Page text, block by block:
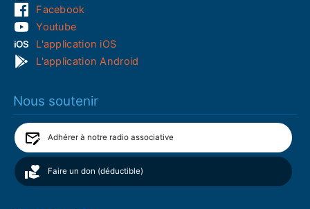
Facebook
Youtube
L'application iOS
L'application Android
Nous soutenir
Adhérer à notre radio associative
Faire un don (déductible)